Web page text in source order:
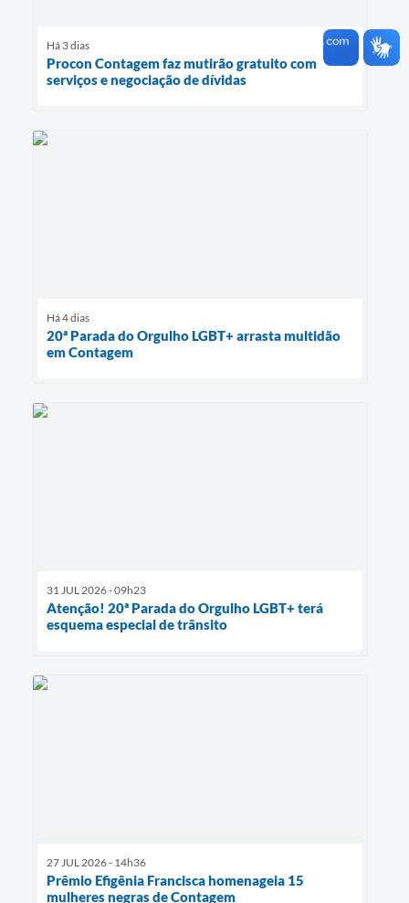
Há 3 dias
Procon Contagem faz mutirão gratuito com
serviços e negociação de dívidas
Há 4 dias
20ª Parada do Orgulho LGBT+ arrasta multidão
em Contagem
31 JUL 2026 - 09h23
Atenção! 20ª Parada do Orgulho LGBT+ terá
esquema especial de trânsito
27 JUL 2026 - 14h36
Prêmio Efigênia Francisca homenageia 15
mulheres negras de Contagem